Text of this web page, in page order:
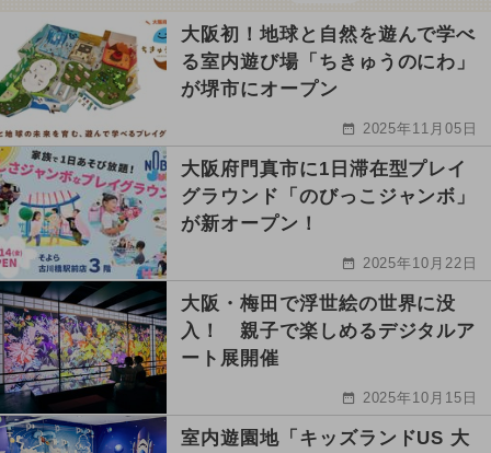
大阪初！地球と自然を遊んで学べ
る室内遊び場「ちきゅうのにわ」
が堺市にオープン
2025年11月05日
大阪府門真市に1日滞在型プレイ
グラウンド「のびっこジャンボ」
が新オープン！
2025年10月22日
大阪・梅田で浮世絵の世界に没
入！ 親子で楽しめるデジタルア
ート展開催
2025年10月15日
室内遊園地「キッズランドUS 大